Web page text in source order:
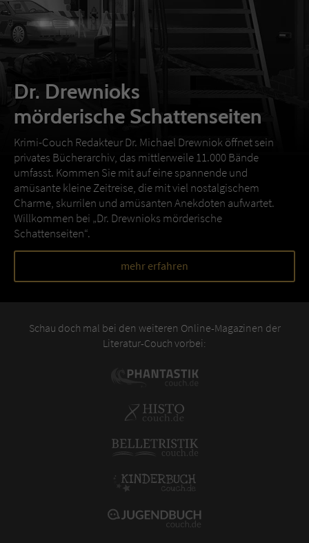
Dr. Drewnioks
mörderische Schattenseiten
Krimi-Couch Redakteur Dr. Michael Drewniok öffnet sein
privates Bücherarchiv, das mittlerweile 11.000 Bände
umfasst. Kommen Sie mit auf eine spannende und
amüsante kleine Zeitreise, die mit viel nostalgischem
Charme, skurrilen und amüsanten Anekdoten aufwartet.
Willkommen bei „Dr. Drewnioks mörderische
Schattenseiten“.
mehr erfahren
Schau doch mal bei den weiteren Online-Magazinen der
Literatur-Couch vorbei: